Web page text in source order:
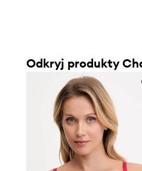
Odkryj produkty